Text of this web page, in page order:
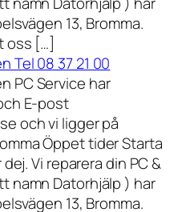
13, Bromma.
oss […]
Tel 08 37 21 00
PC Service har
E-post
och vi ligger på
Öppet tider Starta
Vi reparera din PC &
namn Datorhjälp ) har
13, Bromma.